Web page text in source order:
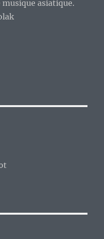
musique asiatique.